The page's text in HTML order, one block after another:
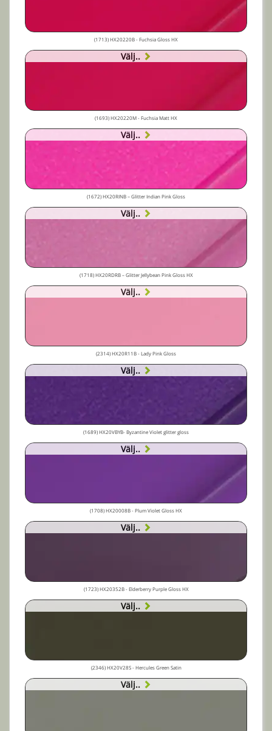
(1713) HX20220B - Fuchsia Gloss HX
Välj..
(1693) HX20220M - Fuchsia Matt HX
Välj..
(1672) HX20RINB – Glitter Indian Pink Gloss
Välj..
(1718) HX20RDRB – Glitter Jellybean Pink Gloss HX
Välj..
(2314) HX20R11B - Lady Pink Gloss
Välj..
(1689) HX20VBYB- Byzantine Violet glitter gloss
Välj..
(1708) HX20008B - Plum Violet Gloss HX
Välj..
(1723) HX20352B - Elderberry Purple Gloss HX
Välj..
(2346) HX20V28S - Hercules Green Satin
Välj..